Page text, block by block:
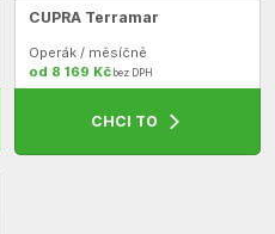
CUPRA Terramar
Operák / měsíčně
od 8 169 Kč bez DPH
CHCI TO